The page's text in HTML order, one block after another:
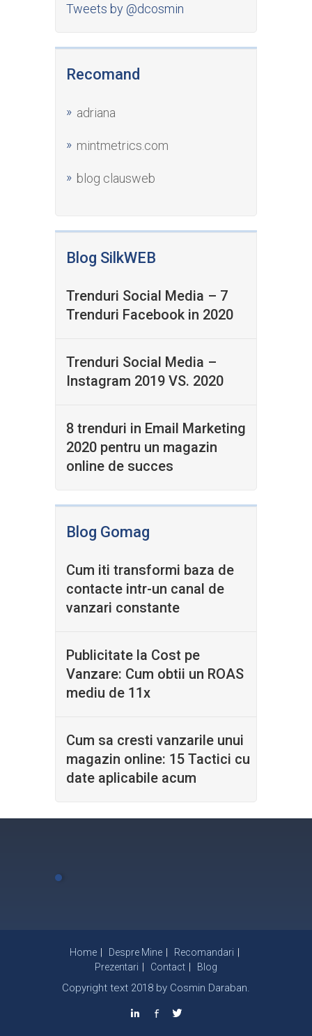
Tweets by @dcosmin
Recomand
adriana
mintmetrics.com
blog clausweb
Blog SilkWEB
Trenduri Social Media – 7
Trenduri Facebook in 2020
Trenduri Social Media –
Instagram 2019 VS. 2020
8 trenduri in Email Marketing
2020 pentru un magazin
online de succes
Blog Gomag
Cum iti transformi baza de
contacte intr-un canal de
vanzari constante
Publicitate la Cost pe
Vanzare: Cum obtii un ROAS
mediu de 11x
Cum sa cresti vanzarile unui
magazin online: 15 Tactici cu
date aplicabile acum
Home Despre Mine
Recomandari
Prezentari
Contact Blog
Copyright text 2018 by Cosmin Daraban.